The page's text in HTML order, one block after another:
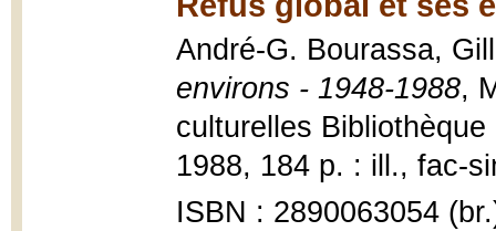
André-G. Bourassa,
environs - 1948-1988,
culturelles
1988, 184 p. : ill., fac-
ISBN : 2890063054